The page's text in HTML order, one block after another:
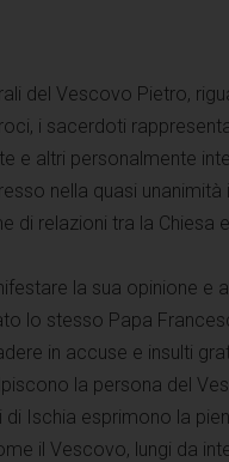
del Vescovo Pietro,
i sacerdoti
e altri personalmente
nella quasi
di relazioni tra la Chiesa
la sua opinione e
lo stesso Papa
in accuse e insulti
la persona del
Ischia esprimono la
il Vescovo, lungi da